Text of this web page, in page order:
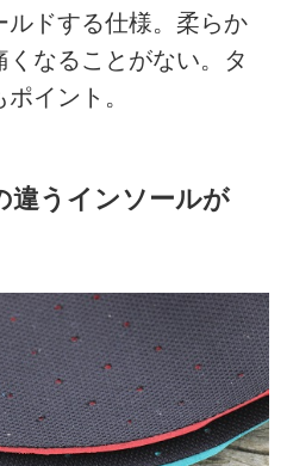
ルドする仕様。柔らか
なることがない。タ
イント。
違うインソールが